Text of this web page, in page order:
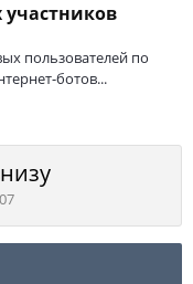
пользователей по
ботов...